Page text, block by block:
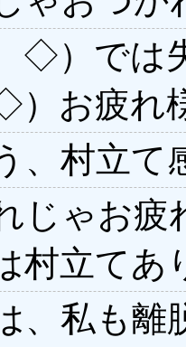
◇）では
お疲れ
、村立
じゃお疲
村立てあ
、私も離